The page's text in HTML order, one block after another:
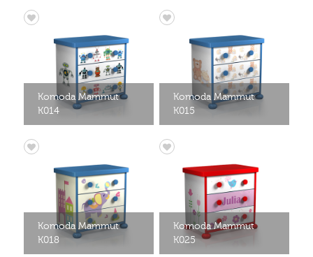
Komoda Mammut
K014
Komoda Mammut
K015
Komoda Mammut
K018
Komoda Mammut
K025